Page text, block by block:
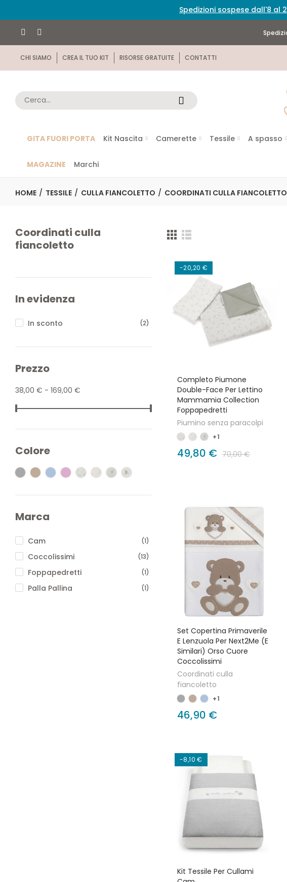
Spedizioni sospese dall'8 al
CHI SIAMO CREA IL TUO KIT RISORSE GRATUITE CONTATTI
GITA FUORI PORTA Kit Nascita Camerette Tessile A spasso
MAGAZINE Marchi
HOME TESSILE CULLA FIANCOLETTO COORDINATI CULLA FIANCOLETTO
-20,20 €
Completo Piumone
Double-Face Per Lettino
Mammamia Collection
Foppapedretti
Piumino senza paracolpi
+1
49,80 € 70,00 €
Set Copertina Primaverile
E Lenzuola Per Next2Me (e
Similari) Orso Cuore
Coccolissimi
Coordinati culla
fiancoletto
+1
46,90 €
-8,10 €
Kit Tessile Per Cullami
Coordinati culla
fiancoletto
In evidenza
In sconto (2)
Prezzo
38,00 € - 169,00 €
Colore
Marca
Cam (1)
Coccolissimi (13)
Foppapedretti (1)
Palla Pallina (1)